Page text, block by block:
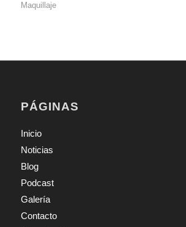
Maquillaje
PÁGINAS
Inicio
Noticias
Blog
Podcast
Galería
Contacto